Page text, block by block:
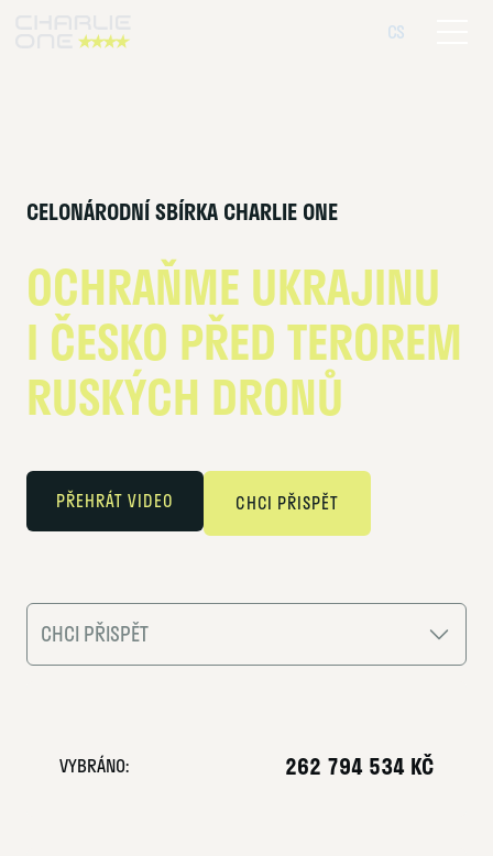
CS
EN
CELONÁRODNÍ SBÍRKA CHARLIE ONE
OCHRAŇME UKRAJINU
I ČESKO PŘED TEROREM
RUSKÝCH DRONŮ
PŘEHRÁT VIDEO CHCI PŘISPĚT
CHCI PŘISPĚT
VYBRÁNO: 262 794 534 KČ